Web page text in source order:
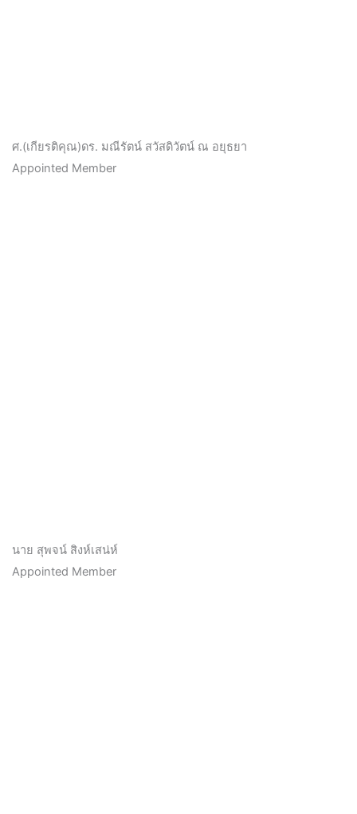
ศ.(เกียรติคุณ)ดร. มณีรัตน์ สวัสดิวัตน์ ณ อยุธยา
Appointed Member
นาย สุพจน์ สิงห์เสน่ห์
Appointed Member